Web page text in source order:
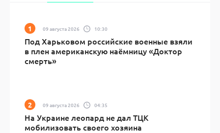
09 августа 2026 10:30
Под Харьковом российские военные взяли
в плен американскую наёмницу «Доктор
смерть»
09 августа 2026 04:35
На Украине леопард не дал ТЦК
мобилизовать своего хозяина